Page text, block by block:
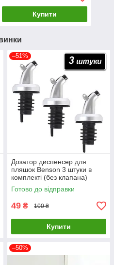
Купити
–51%
Дозатор диспенсер для
пляшок Benson 3 штуки в
комплекті (без клапана)
Готово до відправки
49 ₴ 100 ₴
Купити
–50%